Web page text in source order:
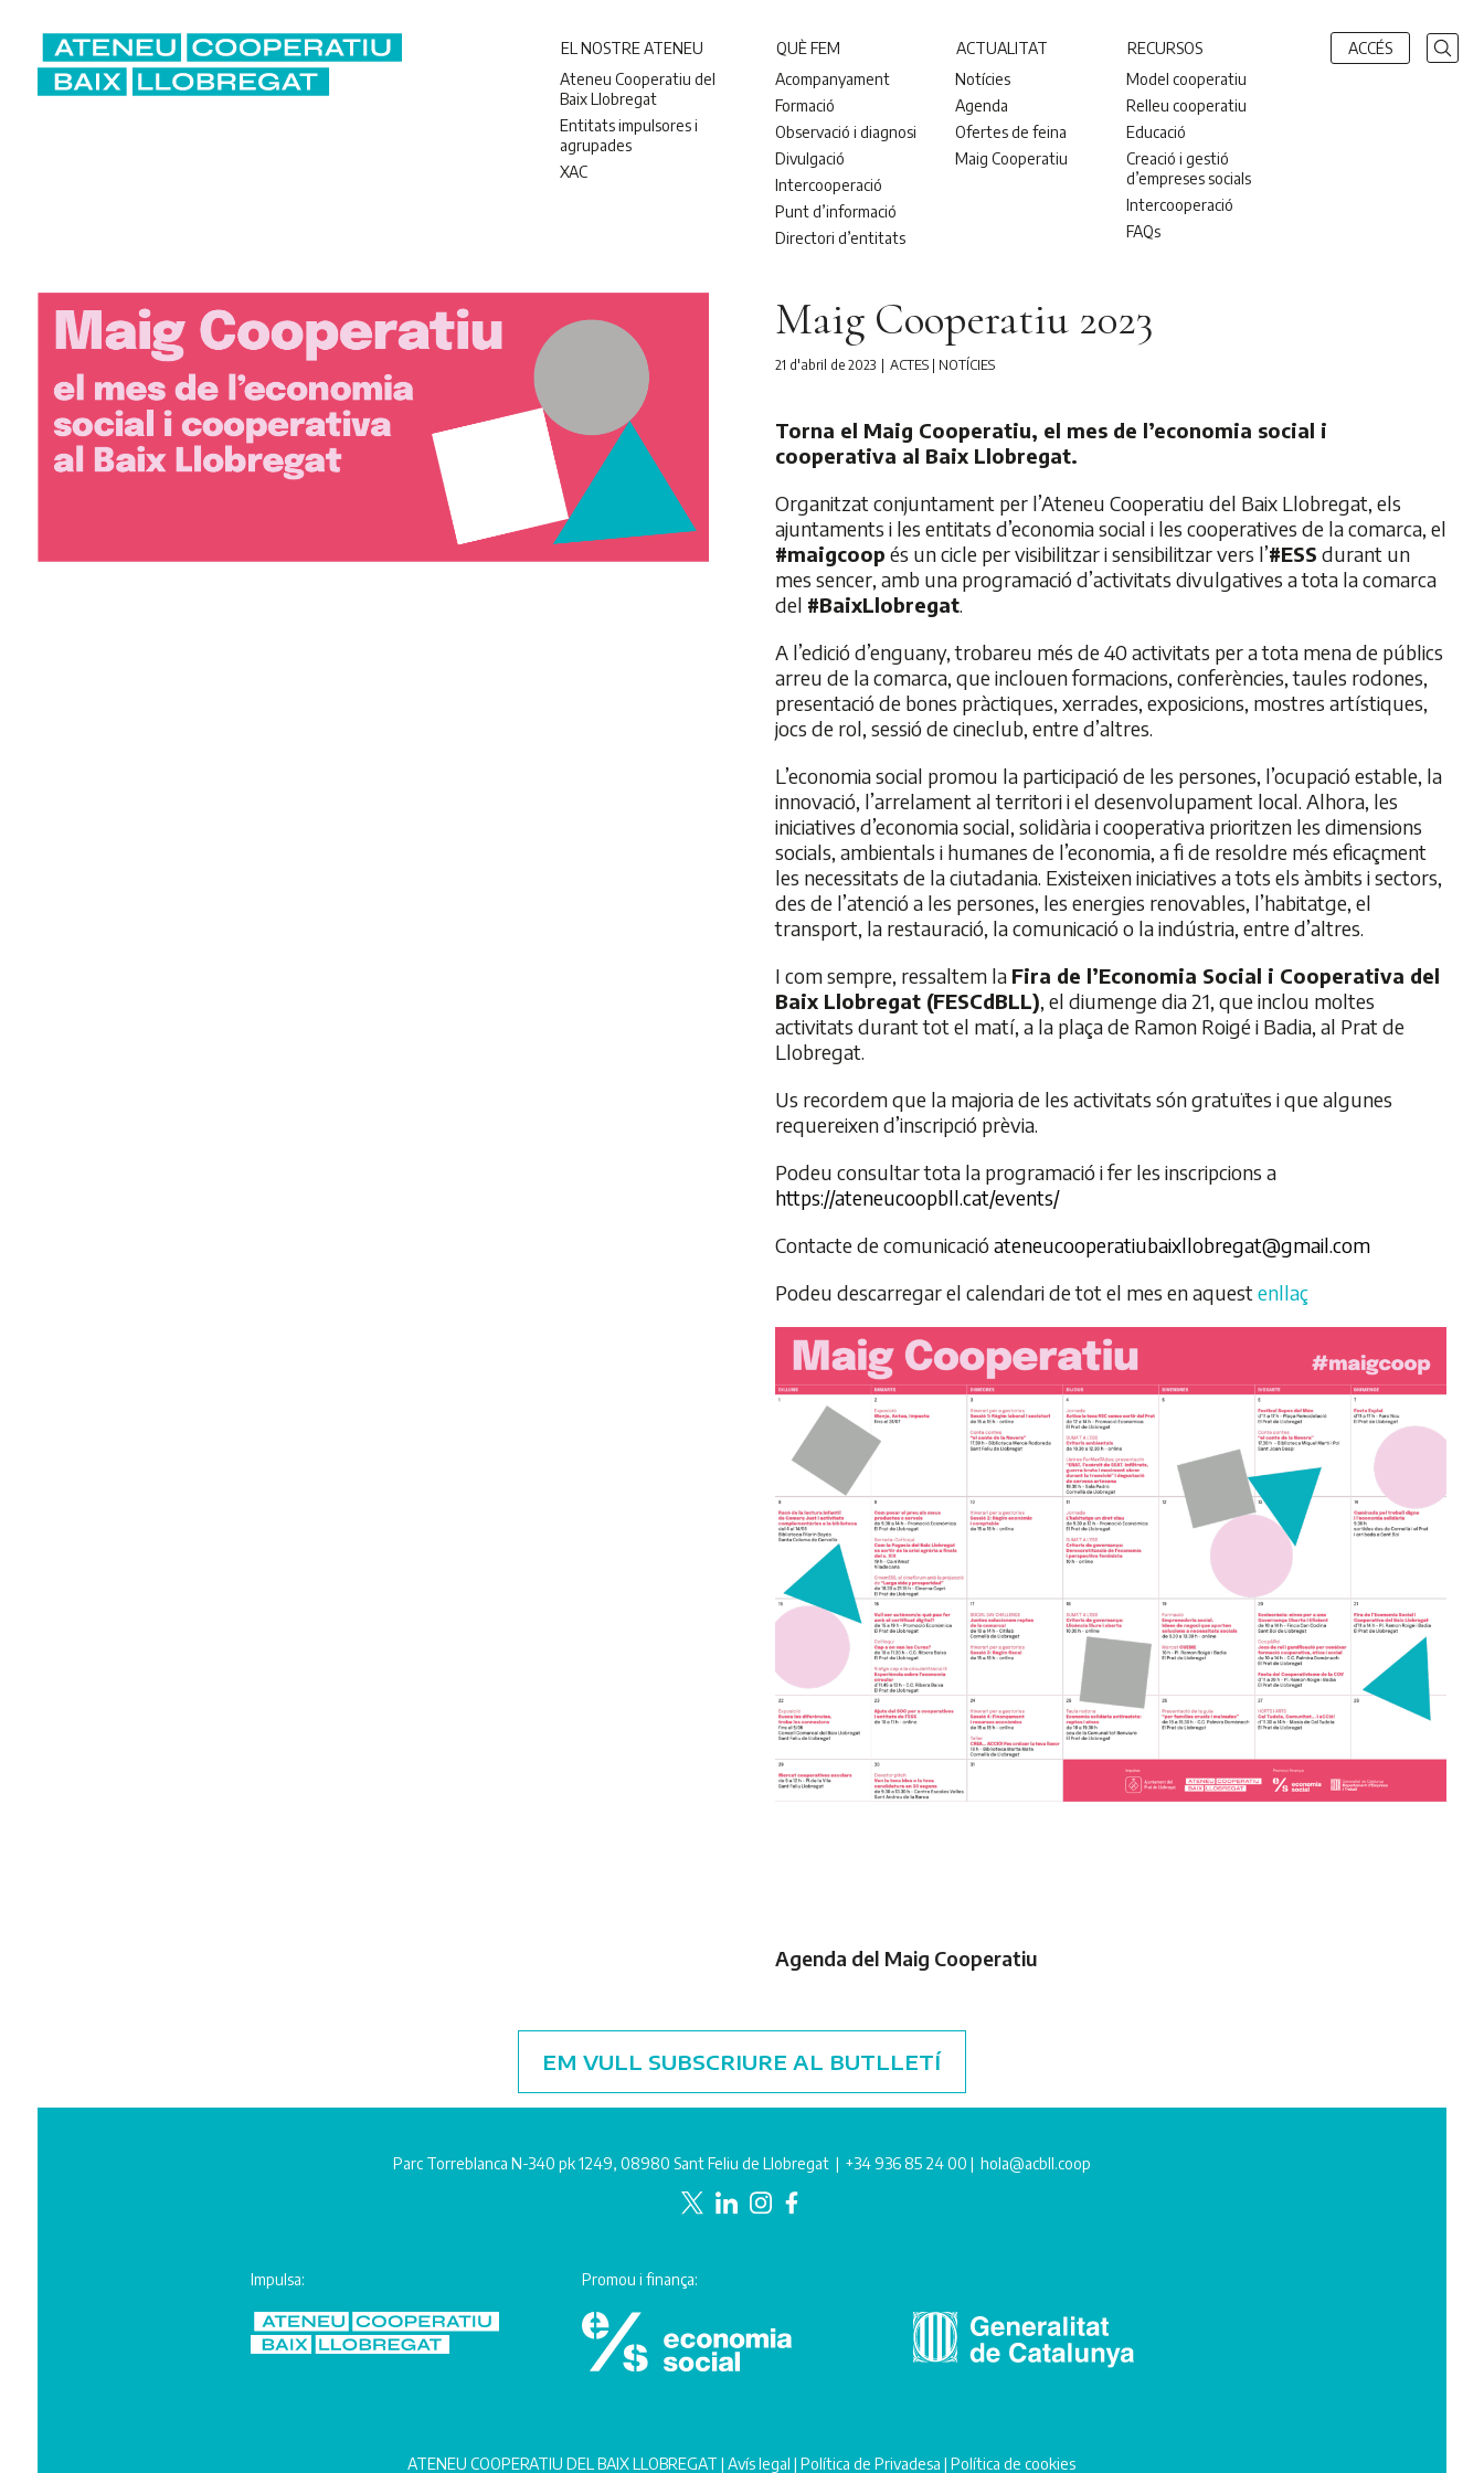
EL NOSTRE ATENEU
Ateneu Cooperatiu del
Baix Llobregat
Entitats impulsores i
agrupades
XAC
QUÈ FEM
Acompanyament
Formació
Observació i diagnosi
Divulgació
Intercooperació
Punt d’informació
Directori d’entitats
ACTUALITAT
Notícies
Agenda
Ofertes de feina
Maig Cooperatiu
RECURSOS
Model cooperatiu
Relleu cooperatiu
Educació
Creació i gestió
d’empreses socials
Intercooperació
FAQs
ACCÉS
Maig Cooperatiu 2023
21 d'abril de 2023 ACTES NOTÍCIES
Torna el Maig Cooperatiu, el mes de l’economia social i
cooperativa al Baix Llobregat.
Organitzat conjuntament per l’Ateneu Cooperatiu del Baix Llobregat, els
ajuntaments i les entitats d’economia social i les cooperatives de la comarca, el
#maigcoop és un cicle per visibilitzar i sensibilitzar vers l’#ESS durant un
mes sencer, amb una programació d’activitats divulgatives a tota la comarca
del #BaixLlobregat.
A l’edició d’enguany, trobareu més de 40 activitats per a tota mena de públics
arreu de la comarca, que inclouen formacions, conferències, taules rodones,
presentació de bones pràctiques, xerrades, exposicions, mostres artístiques,
jocs de rol, sessió de cineclub, entre d’altres.
L’economia social promou la participació de les persones, l’ocupació estable, la
innovació, l’arrelament al territori i el desenvolupament local. Alhora, les
iniciatives d’economia social, solidària i cooperativa prioritzen les dimensions
socials, ambientals i humanes de l’economia, a fi de resoldre més eficaçment
les necessitats de la ciutadania. Existeixen iniciatives a tots els àmbits i sectors,
des de l’atenció a les persones, les energies renovables, l’habitatge, el
transport, la restauració, la comunicació o la indústria, entre d’altres.
I com sempre, ressaltem la Fira de l’Economia Social i Cooperativa del
Baix Llobregat (FESCdBLL), el diumenge dia 21, que inclou moltes
activitats durant tot el matí, a la plaça de Ramon Roigé i Badia, al Prat de
Llobregat.
Us recordem que la majoria de les activitats són gratuïtes i que algunes
requereixen d’inscripció prèvia.
Podeu consultar tota la programació i fer les inscripcions a
https://ateneucoopbll.cat/events/
Contacte de comunicació ateneucooperatiubaixllobregat@gmail.com
Podeu descarregar el calendari de tot el mes en aquest enllaç
Agenda del Maig Cooperatiu
EM VULL SUBSCRIURE AL BUTLLETÍ
Parc Torreblanca N-340 pk 1249, 08980 Sant Feliu de Llobregat | +34 936 85 24 00 | hola@acbll.coop
Impulsa: Promou i finança:
ATENEU COOPERATIU DEL BAIX LLOBREGAT |Avís legal |Política de Privadesa |Política de cookies